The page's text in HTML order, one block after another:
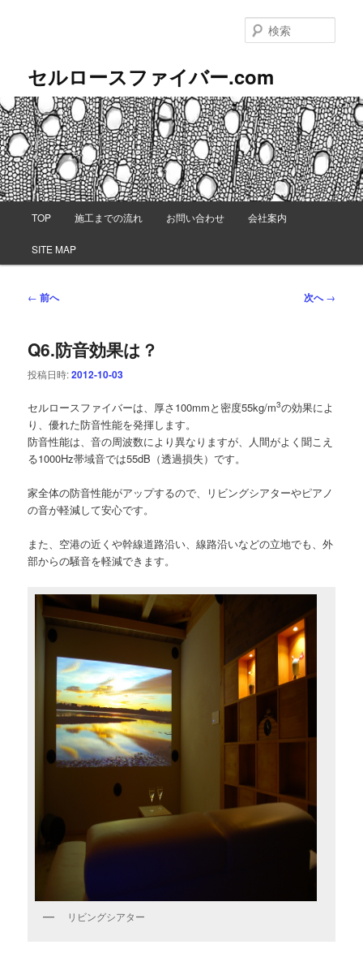
ン
ツ
へ
移
動
セルロースファイバー.com
索
TOP 施工までの流れ お問い合わせ 会社案内
SITE MAP
投
ビ
ー
ョ
ン
← 前へ 次へ→
Q6.防音効果は？
投稿日時:2012-10-03
セルロースファイバーは、厚さ100mmと密度55kg/m3の効果によ
り、優れた防音性能を発揮します。
防音性能は、音の周波数により異なりますが、人間がよく聞こえ
る1000Hz帯域音では55dB（透過損失）です。
家全体の防音性能がアップするので、リビングシアターやピアノ
の音が軽減して安心です。
また、空港の近くや幹線道路沿い、線路沿いなどの立地でも、外
部からの騒音を軽減できます。
リビングシアター